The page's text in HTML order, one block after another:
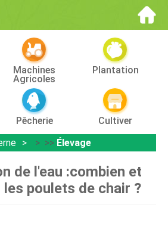
Machines
Agricoles
Plantation
Pêcherie
Cultiver
> >> Élevage
de l'eau :combien et
les poulets de chair ?